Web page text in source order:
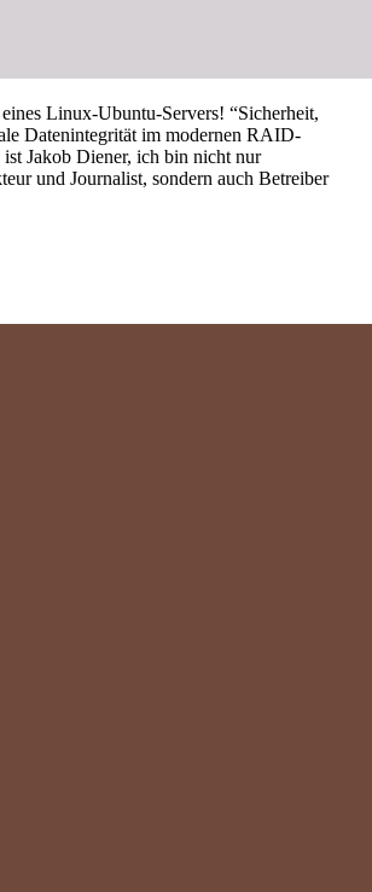
Linux-Ubuntu-Servers! “Sicherheit,
Datenintegrität im modernen RAID-
Jakob Diener, ich bin nicht nur
und Journalist, sondern auch Betreiber